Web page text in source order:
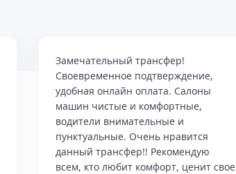
Замечательный трансфер!
Своевременное подтверждение,
удобная онлайн оплата. Салоны
машин чистые и комфортные,
водители внимательные и
пунктуальные. Очень нравится
данный трансфер!! Рекомендую
всем, кто любит комфорт, ценит свое